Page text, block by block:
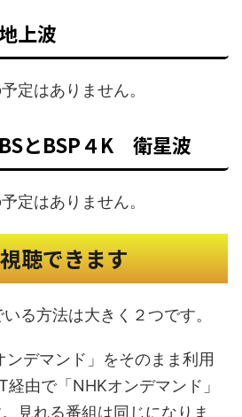
上波
定はありません。
とBSP４K 衛星波
定はありません。
聴できます
る方法は大きく２つです。
デマンド」をそのまま利用
由で「NHKオンデマンド」
見れる番組は同じになりま